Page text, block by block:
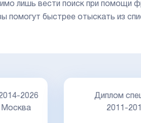
лишь вести поиск при помощи
помогут быстрее отыскать из
2026
Диплом
2011-